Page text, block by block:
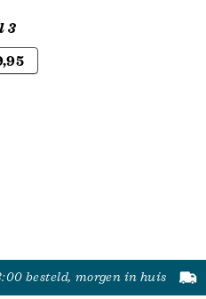
3
besteld, morgen in huis